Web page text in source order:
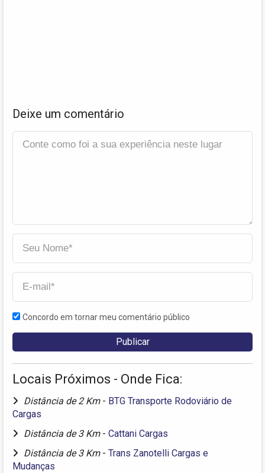
Deixe um comentário
Concordo em tornar meu comentário público
Locais Próximos - Onde Fica:
Distância de 2 Km - BTG Transporte Rodoviário de
Cargas
Distância de 3 Km - Cattani Cargas
Distância de 3 Km - Trans Zanotelli Cargas e
Mudanças